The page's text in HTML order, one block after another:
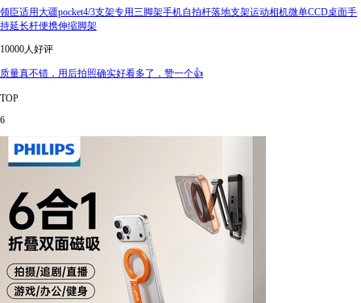
领臣适用大疆pocket4/3支架专用三脚架手机自拍杆落地支架运动相机微单CCD桌面手
持延长杆便携伸缩脚架
10000人好评
质量真不错，用后拍照确实好看多了，赞一个👍
TOP
6